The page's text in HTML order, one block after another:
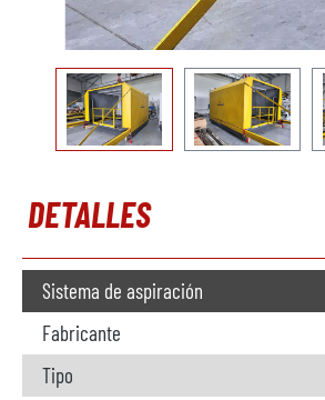
DETALLES
Sistema de aspiración
Fabricante
Tipo